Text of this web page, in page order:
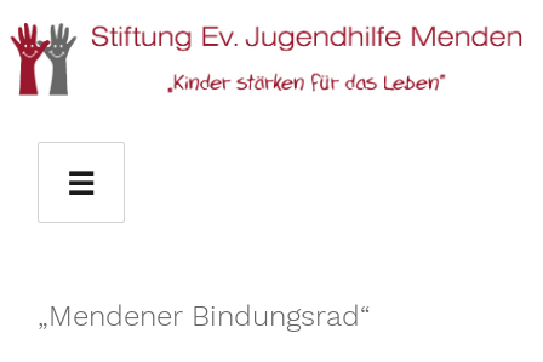
Stiftung Ev. Jugendhilfe Menden
☰
„Mendener Bindungsrad“